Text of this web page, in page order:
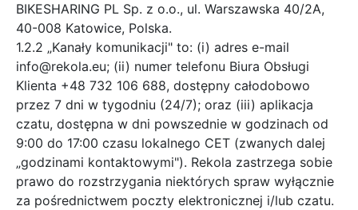
BIKESHARING PL Sp. z o.o., ul. Warszawska 40/2A,
40-008 Katowice, Polska.
1.2.2 „Kanały komunikacji" to: (i) adres e-mail
info@rekola.eu; (ii) numer telefonu Biura Obsługi
Klienta +48 732 106 688, dostępny całodobowo
przez 7 dni w tygodniu (24/7); oraz (iii) aplikacja
czatu, dostępna w dni powszednie w godzinach od
9:00 do 17:00 czasu lokalnego CET (zwanych dalej
„godzinami kontaktowymi"). Rekola zastrzega sobie
prawo do rozstrzygania niektórych spraw wyłącznie
za pośrednictwem poczty elektronicznej i/lub czatu.